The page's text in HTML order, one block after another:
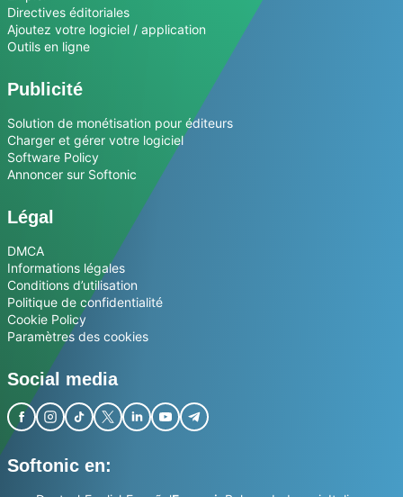
Directives éditoriales
Ajoutez votre logiciel / application
Outils en ligne
Publicité
Solution de monétisation pour éditeurs
Charger et gérer votre logiciel
Software Policy
Annoncer sur Softonic
Légal
DMCA
Informations légales
Conditions d’utilisation
Politique de confidentialité
Cookie Policy
Paramètres des cookies
Social media
Softonic en: